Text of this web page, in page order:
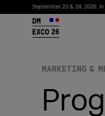
September 23 & 24, 2026, in
26
MARKETING &